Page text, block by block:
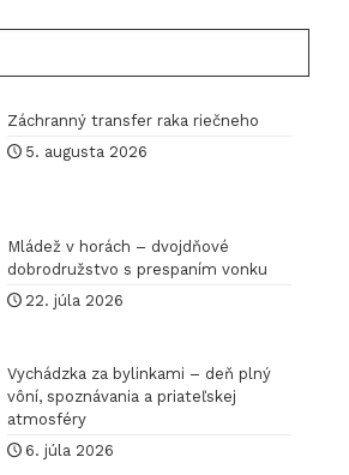
pre
Záchranný transfer raka riečneho
5. augusta 2026
Mládež v horách – dvojdňové
dobrodružstvo s prespaním vonku
22. júla 2026
Vychádzka za bylinkami – deň plný
vôní, spoznávania a priateľskej
atmosféry
6. júla 2026